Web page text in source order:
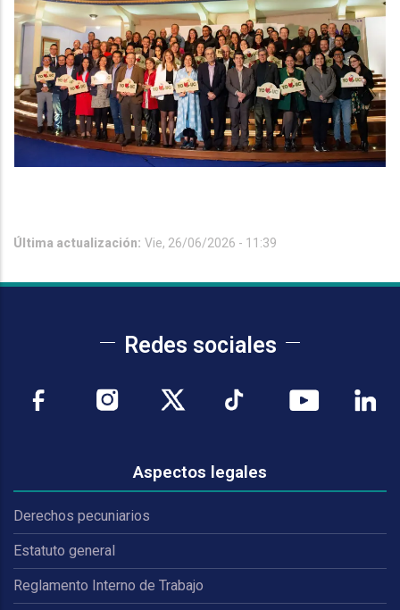
Última actualización: Vie, 26/06/2026 - 11:39
Redes sociales
Aspectos legales
Derechos pecuniarios
Estatuto general
Reglamento Interno de Trabajo